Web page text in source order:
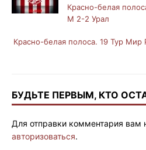
Красно-белая
М 2-2 Урал
Красно-белая полоса. 19 Тур Мир
БУДЬТЕ ПЕРВЫМ, КТО
Для отправки комментария вам
авторизоваться.